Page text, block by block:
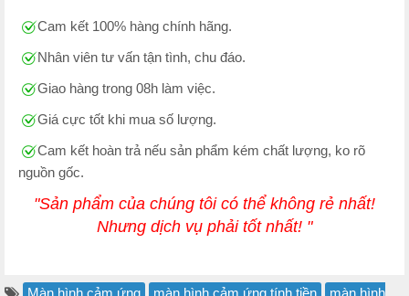
Cam kết 100% hàng chính hãng.
Nhân viên tư vấn tận tình, chu đáo.
Giao hàng trong 08h làm việc.
Giá cực tốt khi mua số lượng.
Cam kết hoàn trả nếu sản phẩm kém chất lượng, ko rõ
nguồn gốc.
"Sản phẩm của chúng tôi có thể không rẻ nhất!
Nhưng dịch vụ phải tốt nhất! "
Màn hình cảm ứng màn hình cảm ứng tính tiền
màn hình